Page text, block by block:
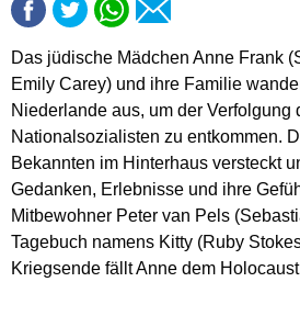
Das jüdische Mädchen Anne Frank
Emily Carey) und ihre Familie
Niederlande aus, um der Verfolgung
Nationalsozialisten zu entkommen.
Bekannten im Hinterhaus versteckt
Gedanken, Erlebnisse und ihre
Mitbewohner Peter van Pels
Tagebuch namens Kitty (Ruby
Kriegsende fällt Anne dem